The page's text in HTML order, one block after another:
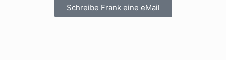
Schreibe Frank eine eMail